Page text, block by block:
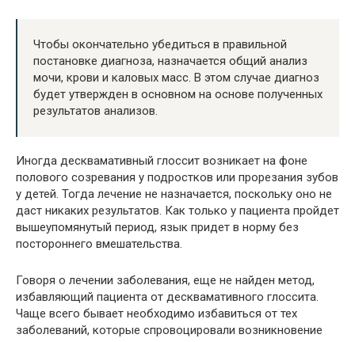
Чтобы окончательно убедиться в правильной
постановке диагноза, назначается общий анализ
мочи, крови и каловых масс. В этом случае диагноз
будет утвержден в основном на основе полученных
результатов анализов.
Иногда десквамативный глоссит возникает на фоне
полового созревания у подростков или прорезания зубов
у детей. Тогда лечение не назначается, поскольку оно не
даст никаких результатов. Как только у пациента пройдет
вышеупомянутый период, язык придет в норму без
постороннего вмешательства.
Говоря о лечении заболевания, еще не найден метод,
избавляющий пациента от десквамативного глоссита.
Чаще всего бывает необходимо избавиться от тех
заболеваний, которые спровоцировали возникновение